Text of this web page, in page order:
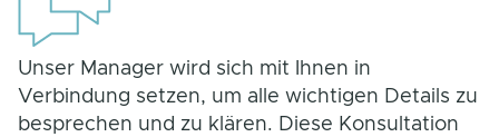
Unser Manager wird sich mit Ihnen in
Verbindung setzen, um alle wichtigen Details zu
besprechen und zu klären. Diese Konsultation